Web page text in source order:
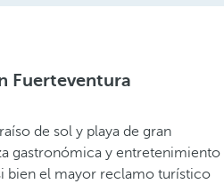
Fuerteventura
de sol y playa de gran
gastronómica y entretenimiento
bien el mayor reclamo turístico